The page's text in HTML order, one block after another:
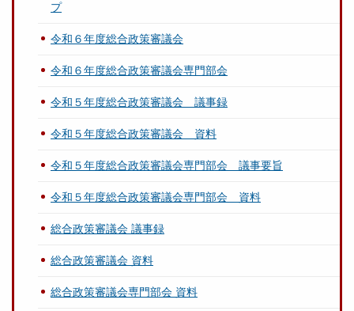
プ
令和６年度総合政策審議会
令和６年度総合政策審議会専門部会
令和５年度総合政策審議会 議事録
令和５年度総合政策審議会 資料
令和５年度総合政策審議会専門部会 議事要旨
令和５年度総合政策審議会専門部会 資料
総合政策審議会 議事録
総合政策審議会 資料
総合政策審議会専門部会 資料